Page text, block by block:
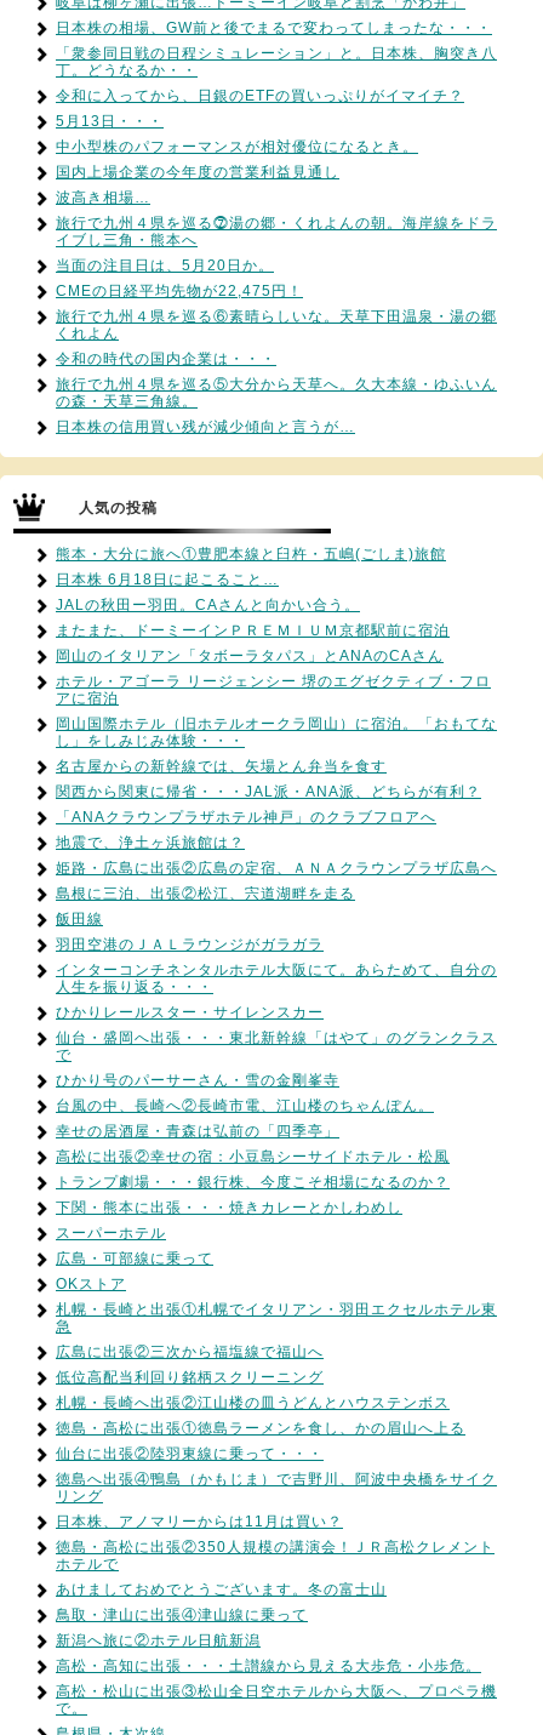
日本株の相場、GW前と後でまるで変わってしまったな・・・
「衆参同日戦の日程シミュレーション」と。日本株、胸突き八
丁。どうなるか・・
令和に入ってから、日銀のETFの買いっぷりがイマイチ？
5月13日・・・
中小型株のパフォーマンスが相対優位になるとき。
国内上場企業の今年度の営業利益見通し
波高き相場…
旅行で九州４県を巡る⓻湯の郷・くれよんの朝。海岸線をドラ
イブし三角・熊本へ
当面の注目日は、5月20日か。
CMEの日経平均先物が22,475円！
旅行で九州４県を巡る⑥素晴らしいな。天草下田温泉・湯の郷
くれよん
令和の時代の国内企業は・・・
旅行で九州４県を巡る⑤大分から天草へ。久大本線・ゆふいん
の森・天草三角線。
日本株の信用買い残が減少傾向と言うが…
人気の投稿
熊本・大分に旅へ①豊肥本線と臼杵・五嶋(ごしま)旅館
日本株 6月18日に起こること…
JALの秋田ー羽田。CAさんと向かい合う。
またまた、ドーミーインＰＲＥＭＩＵＭ京都駅前に宿泊
岡山のイタリアン「タボーラタパス」とANAのCAさん
ホテル・アゴーラ リージェンシー 堺のエグゼクティブ・フロ
アに宿泊
岡山国際ホテル（旧ホテルオークラ岡山）に宿泊。「おもてな
し」をしみじみ体験・・・
名古屋からの新幹線では、矢場とん弁当を食す
関西から関東に帰省・・・JAL派・ANA派、どちらが有利？
「ANAクラウンプラザホテル神戸」のクラブフロアへ
地震で、浄土ヶ浜旅館は？
姫路・広島に出張②広島の定宿、ＡＮＡクラウンプラザ広島へ
島根に三泊、出張②松江、宍道湖畔を走る
飯田線
羽田空港のＪＡＬラウンジがガラガラ
インターコンチネンタルホテル大阪にて。あらためて、自分の
人生を振り返る・・・
ひかりレールスター・サイレンスカー
仙台・盛岡へ出張・・・東北新幹線「はやて」のグランクラス
で
ひかり号のパーサーさん・雪の金剛峯寺
台風の中、長崎へ②長崎市電、江山楼のちゃんぽん。
幸せの居酒屋・青森は弘前の「四季亭」
高松に出張②幸せの宿：小豆島シーサイドホテル・松風
トランプ劇場・・・銀行株、今度こそ相場になるのか？
下関・熊本に出張・・・焼きカレーとかしわめし
スーパーホテル
広島・可部線に乗って
OKストア
札幌・長崎と出張①札幌でイタリアン・羽田エクセルホテル東
急
広島に出張②三次から福塩線で福山へ
低位高配当利回り銘柄スクリーニング
札幌・長崎へ出張②江山楼の皿うどんとハウステンボス
徳島・高松に出張①徳島ラーメンを食し、かの眉山へ上る
仙台に出張②陸羽東線に乗って・・・
徳島へ出張④鴨島（かもじま）で吉野川、阿波中央橋をサイク
リング
日本株、アノマリーからは11月は買い？
徳島・高松に出張②350人規模の講演会！ＪＲ高松クレメント
ホテルで
あけましておめでとうございます。冬の富士山
鳥取・津山に出張④津山線に乗って
新潟へ旅に②ホテル日航新潟
高松・高知に出張・・・土讃線から見える大歩危・小歩危。
高松・松山に出張③松山全日空ホテルから大阪へ、プロペラ機
で。